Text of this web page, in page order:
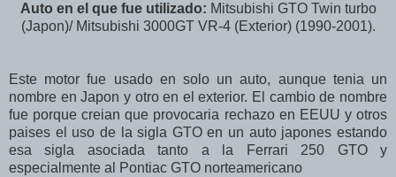
Auto en el que fue utilizado: Mitsubishi GTO Twin turbo
(Japon)/ Mitsubishi 3000GT VR-4 (Exterior) (1990-2001).
Este motor fue usado en solo un auto, aunque tenia un
nombre en Japon y otro en el exterior. El cambio de nombre
fue porque creian que provocaria rechazo en EEUU y otros
paises el uso de la sigla GTO en un auto japones estando
esa sigla asociada tanto a la Ferrari 250 GTO y
especialmente al Pontiac GTO norteamericano